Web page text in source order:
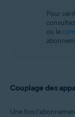
Pour
consultez
ou le
Couplage des
Une fois